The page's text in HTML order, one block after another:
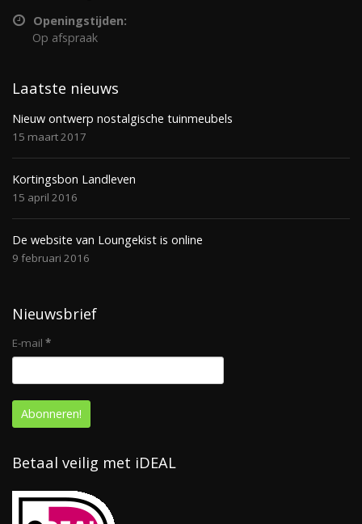
Openingstijden:
Op afspraak
Laatste nieuws
Nieuw ontwerp nostalgische tuinmeubels
15 maart 2017
Kortingsbon Landleven
15 april 2016
De website van Loungekist is online
9 februari 2016
Nieuwsbrief
E-mail *
Betaal veilig met iDEAL